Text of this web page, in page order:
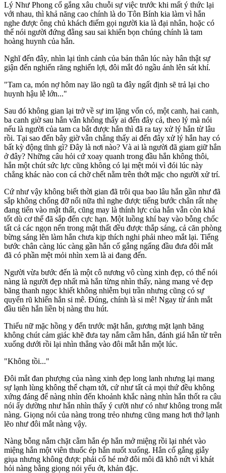
Lý Như Phong cố gắng xâu chuỗi sự việc trước khi mất ý thức lại
với nhau, thì khả năng cao chính là do Tôn Bính kia làm vì hắn
nghe được ông chủ khách điếm gọi người kia là đại nhân, hoặc có
thể nói người đứng đằng sau sai khiến bọn chúng chính là tam
hoàng huynh của hắn.
Nghĩ đến đây, nhìn lại tình cảnh của bản thân lúc này hân thật sự
giận đến nghiến răng nghiến lợi, đôi mắt đỏ ngầu ánh lên sát khí.
"Tam ca, món nợ hôm nay lão ngũ ta đây ngất định sẽ trả lại cho
huynh hậu lễ lớn..."
Sau đó không gian lại trở về sự im lặng vốn có, một canh, hai canh,
ba canh giờ sau hắn vẫn không thấy ai đến đây cả, theo lý mà nói
nếu là người của tam ca bắt được hắn thì đã ra tay xử lý hắn từ lâu
rồi. Tại sao đến bây giờ vẫn chẳng thấy ai đến đây xử lý hắn hay có
bất kỳ động tĩnh gì? Đây là nơi nào? Và ai là người đã giam giữ hắn
ở đây? Những câu hỏi cứ xoay quanh trong đầu hắn không thôi,
hắn một chút sức lực cũng không có lại mệt mỏi vì đói lúc này
chẳng khác nào con cá chờ chết nằm trên thớt mặc cho người xử trí.
Cứ như vậy không biết thời gian đã trôi qua bao lâu hắn gần như đã
sắp không chống đỡ nổi nữa thì nghe được tiếng bước chân rất nhẹ
đang tiến vào mật thất, cũng may là thính lực của hắn vẫn còn khá
tốt dù c‌ơ th‌ể đã sắp đến cực hạn. Một luồng khí bay vào bỗng chốc
tất cả các ngọn nến trong mật thất đều được thắp sáng, cả căn phòng
bừng sáng lên làm hắn chưa kịp thích nghi phải nheo mắt lại. Tiếng
bước chân càng lúc càng gần hắn cố gắng ngẩng đầu đưa đôi mắt
đã có phần mệt mỏi nhìn xem là ai đang đến.
Người vừa bước đến là một cô nương vô cùng xinh đẹp, có thể nói
nàng là người đẹp nhất mà hắn từng nhìn thấy, nàng mang vẻ đẹp
băng thanh ngọc khiết không nhiễm bụi trần nhưng cũng có sự
quyến rũ khiến hắn si mê. Đúng, chính là si mê! Ngay từ ánh mắt
đầu tiên hắn liền bị nàng thu hút.
Thiếu nữ mặc hồng y đến trước mặt hắn, gương mặt lạnh băng
không chút cảm giác khẽ đưa tay nắm cằm hắn, đánh giá hắn từ trên
xuống dưới rồi lại nhìn thẳng vào đôi mắt hắn một lúc.
"Không tồi..."
Đôi mắt đan phượng của nàng xinh đẹp long lanh nhưng lại mang
sự lạnh lùng không thể chạm tới, cứ như tất cả mọi thứ đều không
xứng đáng để nàng nhìn đến khoảnh khắc nàng nhìn hắn thốt ra câu
nói ấy dường như hắn nhìn thấy ý cười như có như không trong mắt
nàng. Giọng nói của nàng trong trẻo nhưng cũng mang hơi thở lạnh
lẽo như đôi mắt nàng vậy.
Nàng bỗng nắm chặt cằm hắn ép hắn mở miệng rồi lại nhét vào
miệng hắn một viên thuốc ép hắn nuốt xuống. Hắn cố gắng giẫy
giụa nhưng không được phải cố hé mở đôi môi đã khô nứt vì khát
hỏi nàng bằng giọng nói yếu ớt, khản đặc.